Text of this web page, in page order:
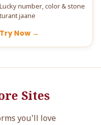
Lucky number, color & stone
turant jaane
Try Now →
Sites
you'll love